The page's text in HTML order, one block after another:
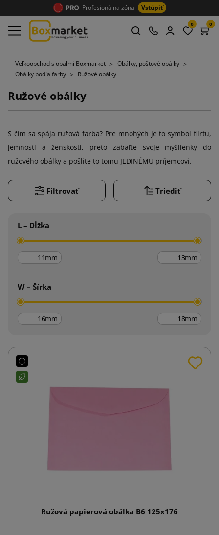
Profesionálna zóna Vstúpiť
0 0
Veľkoobchod s obalmi Boxmarket
Obálky, poštové obálky
Obálky podľa farby
Ružové obálky
Ružové obálky
S čím sa spája ružová farba? Pre mnohých je to symbol flirtu,
jemnosti a ženskosti, preto zabaľte svoje myšlienky do
ružového obálky a pošlite to tomu JEDINÉMU príjemcovi.
Filtrovať Triediť
L – Dĺžka
mm mm
W – Šírka
mm mm
Ružová papierová obálka B6 125x176